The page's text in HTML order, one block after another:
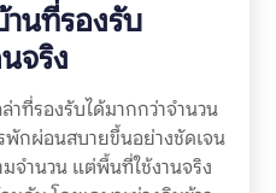
านที่รองรับ
จริง
ที่รองรับได้มากกว่าจำนวน
พักผ่อนสบายขึ้นอย่างชัดเจน
จำนวน แต่พื้นที่ใช้งานจริง